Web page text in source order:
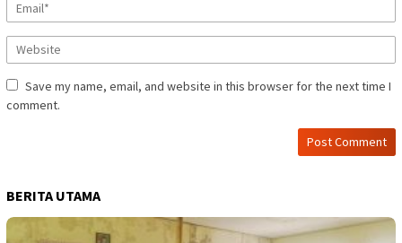
Save my name, email, and website in this browser for the next time I
comment.
BERITA UTAMA